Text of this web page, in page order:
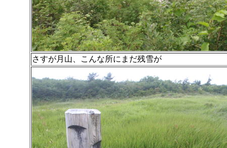
さすが月山、こんな所にまだ残雪が